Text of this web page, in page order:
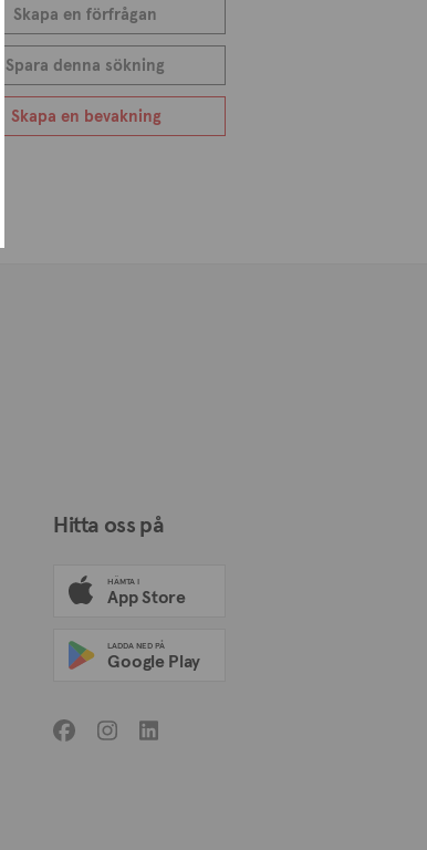
Skapa en förfrågan
Spara denna sökning
Skapa en bevakning
Hitta oss på
HÄMTA I
App Store
LADDA NED PÅ
Google Play